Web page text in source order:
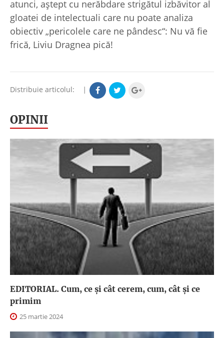
atunci, aştept cu nerăbdare strigătul izbăvitor al
gloatei de intelectuali care nu poate analiza
obiectiv „pericolele care ne pândesc“: Nu vă fie
frică, Liviu Dragnea pică!
Distribuie articolul: |
OPINII
EDITORIAL. Cum, ce şi cât cerem, cum, cât şi ce
primim
25 martie 2024